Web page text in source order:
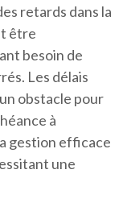
retards dans la
être
besoin de
Les délais
obstacle pour
à
gestion efficace
une